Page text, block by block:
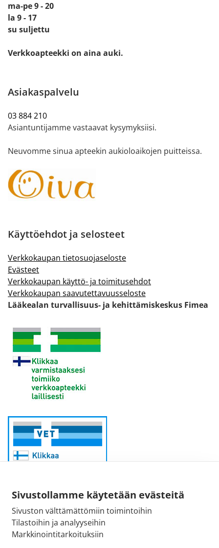
Sivustollamme käytetään evästeitä
Sivuston välttämättömiin toimintoihin
Tilastoihin ja analyyseihin
Markkinointitarkoituksiin
ma-pe 9 - 20
la 9 - 17
su suljettu
Verkkoapteekki on aina auki.
Asiakaspalvelu
03 884 210
Asiantuntijamme vastaavat kysymyksiisi.
Neuvomme sinua apteekin aukioloaikojen puitteissa.
Käyttöehdot ja selosteet
Verkkokaupan tietosuojaseloste
Evästeet
Verkkokaupan käyttö- ja toimitusehdot
Verkkokaupan saavutettavuusseloste
Lääkealan turvallisuus- ja kehittämiskeskus Fimea
Sähköpostiosoite:
kirjaamo@fimea.fi